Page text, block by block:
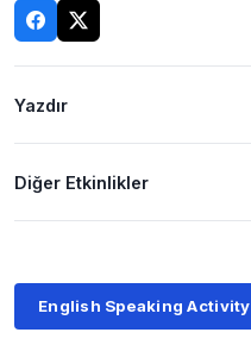
Yazdır
Diğer Etkinlikler
English Speaking Activity